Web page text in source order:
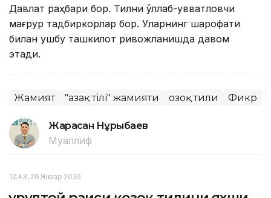
Давлат раҳбари бор. Тилни қўллаб-қувватловчи
мағрур тадбиркорлар бор. Уларнинг шарофати
билан ушбу ташкилот ривожланишда давом
этади.
Жамият "Қазақ тілі" жамияти Қозоқ тили Фикр
Жарасқан Нұрыбаев
Муаллиф
12:43, 26 Январ 2026